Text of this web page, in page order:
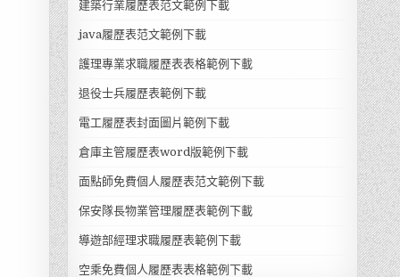
建築行業履歷表范文範例下載
java履歷表范文範例下載
護理專業求職履歷表表格範例下載
退役士兵履歷表範例下載
電工履歷表封面圖片範例下載
倉庫主管履歷表word版範例下載
面點師免費個人履歷表范文範例下載
保安隊長物業管理履歷表範例下載
導遊部經理求職履歷表範例下載
空乘免費個人履歷表表格範例下載